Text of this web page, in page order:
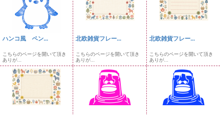
ハンコ風 ペン...
こちらのページを開いて頂き
ありが...
北欧雑貨フレー...
こちらのページを開いて頂き
ありが...
北欧雑貨フレー...
こちらのページを開いて頂き
ありが...